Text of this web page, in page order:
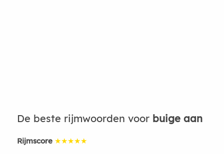
De beste rijmwoorden voor buige aan
Rijmscore ★★★★★